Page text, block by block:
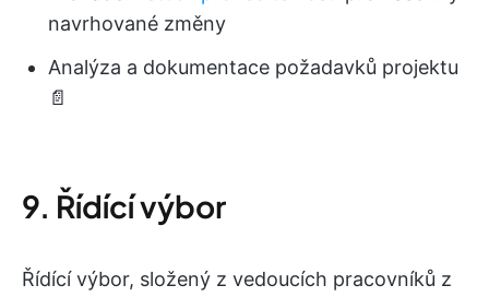
navrhované změny
Analýza a dokumentace požadavků projektu
📄
9. Řídící výbor
Řídící výbor, složený z vedoucích pracovníků z